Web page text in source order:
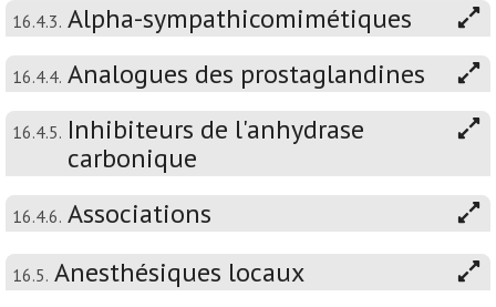
16.4.3. Alpha-sympathicomimétiques
16.4.4. Analogues des prostaglandines
16.4.5. Inhibiteurs de l'anhydrase
carbonique
16.4.6. Associations
16.5. Anesthésiques locaux